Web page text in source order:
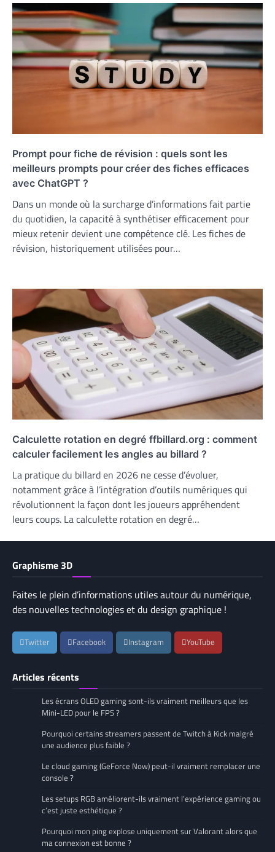
Prompt pour fiche de révision : quels sont les
meilleurs prompts pour créer des fiches efficaces
avec ChatGPT ?
Dans un monde où la surcharge d’informations fait partie
du quotidien, la capacité à synthétiser efficacement pour
mieux retenir devient une compétence clé. Les fiches de
révision, historiquement utilisées pour…
Calculette rotation en degré ffbillard.org : comment
calculer facilement les angles au billard ?
La pratique du billard en 2026 ne cesse d’évoluer,
notamment grâce à l’intégration d’outils numériques qui
révolutionnent la façon dont les joueurs appréhendent
leurs coups. La calculette rotation en degré…
Graphisme 3D
Faites le plein d’informations utiles autour du numérique,
des nouvelles technologies et du design graphique !
Twitter Facebook Instagram YouTube
Articles récents
Les écrans OLED gaming sont-ils vraiment meilleurs que les
Mini-LED pour le FPS ?
Pourquoi certains streamers passent de Twitch à Kick malgré
une audience plus faible ?
Le cloud gaming (GeForce Now) peut-il vraiment remplacer une
console ?
Les setups RGB améliorent-ils vraiment l’expérience gaming ou
c’est juste esthétique ?
Pourquoi mon ping explose uniquement sur Valorant alors que
ma connexion est bonne ?